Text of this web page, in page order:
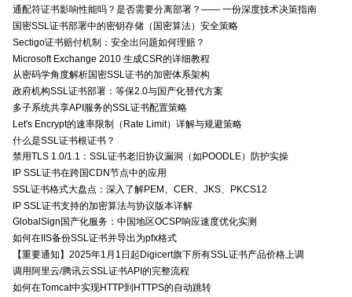
通配符证书影响性能吗？是否需要分离部署？—— 一份深度技术决策指南
国密SSL证书部署中的密钥存储（国密算法）安全策略
Sectigo证书赔付机制：安全出问题如何理赔？
Microsoft Exchange 2010 生成CSR的详细教程
从密码学角度解析国密SSL证书的加密体系架构
政府机构SSL证书部署：等保2.0与国产化替代方案
多子系统共享API服务的SSL证书配置策略
Let's Encrypt的速率限制（Rate Limit）详解与规避策略
什么是SSL证书根证书？
禁用TLS 1.0/1.1：SSL证书老旧协议漏洞（如POODLE）防护实操
IP SSL证书在跨国CDN节点中的应用
SSL证书格式大盘点：深入了解PEM、CER、JKS、PKCS12
IP SSL证书支持的加密算法与协议版本详解
GlobalSign国产化服务：中国地区OCSP响应速度优化实测
如何在IIS备份SSL证书并导出为pfx格式
【重要通知】2025年1月1日起Digicert旗下所有SSL证书产品价格上调
调用阿里云/腾讯云SSL证书API的完整流程
如何在Tomcat中实现HTTP到HTTPS的自动跳转